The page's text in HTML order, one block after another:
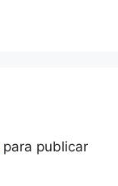
para publicar